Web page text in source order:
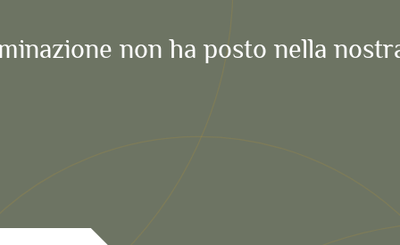
non ha posto nella